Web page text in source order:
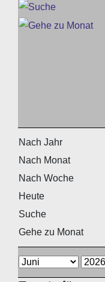
Nach Jahr
Nach Monat
Nach Woche
Heute
Suche
Gehe zu Monat